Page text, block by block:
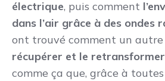
électrique, puis comment
dans l’air grâce à des ondes
ont trouvé comment un
récupérer et le
comme ça que, grâce à